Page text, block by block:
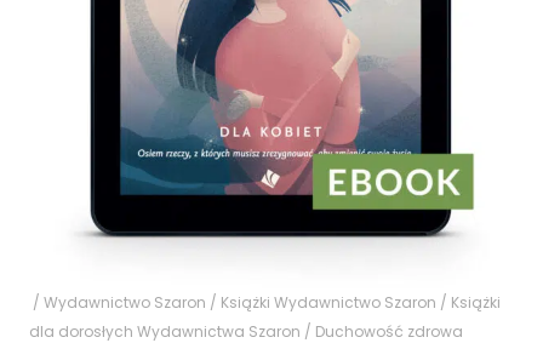
/ Wydawnictwo Szaron / Książki Wydawnictwo Szaron / Książki
dla dorosłych Wydawnictwa Szaron / Duchowość zdrowa